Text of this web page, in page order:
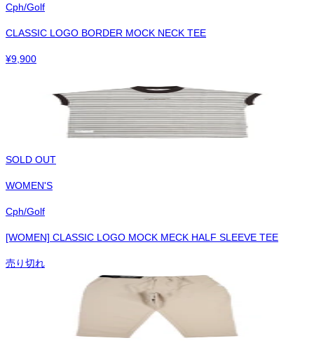
Cph/Golf
CLASSIC LOGO BORDER MOCK NECK TEE
¥9,900
SOLD OUT
WOMEN'S
Cph/Golf
[WOMEN] CLASSIC LOGO MOCK MECK HALF SLEEVE TEE
売り切れ